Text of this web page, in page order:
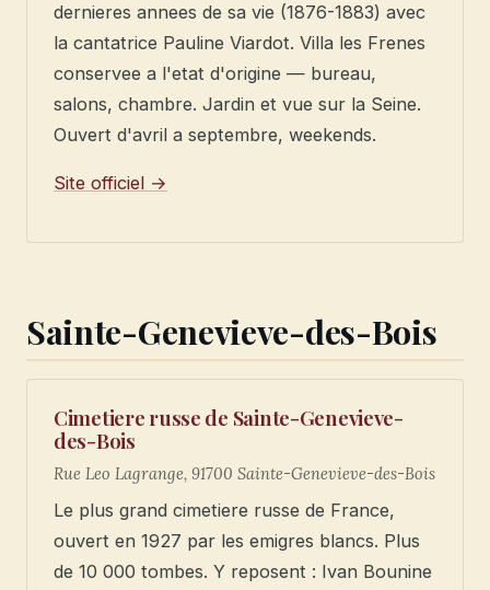
dernieres annees de sa vie (1876-1883) avec
la cantatrice Pauline Viardot. Villa les Frenes
conservee a l'etat d'origine — bureau,
salons, chambre. Jardin et vue sur la Seine.
Ouvert d'avril a septembre, weekends.
Site officiel →
Sainte-Genevieve-des-Bois
Cimetiere russe de Sainte-Genevieve-
des-Bois
Rue Leo Lagrange, 91700 Sainte-Genevieve-des-Bois
Le plus grand cimetiere russe de France,
ouvert en 1927 par les emigres blancs. Plus
de 10 000 tombes. Y reposent : Ivan Bounine